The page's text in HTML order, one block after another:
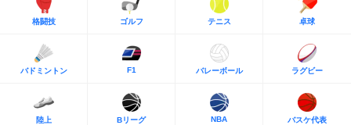
格闘技 ゴルフ テニス 卓球
バドミントン F1 バレーボール ラグビー
陸上 Bリーグ NBA バスケ代表